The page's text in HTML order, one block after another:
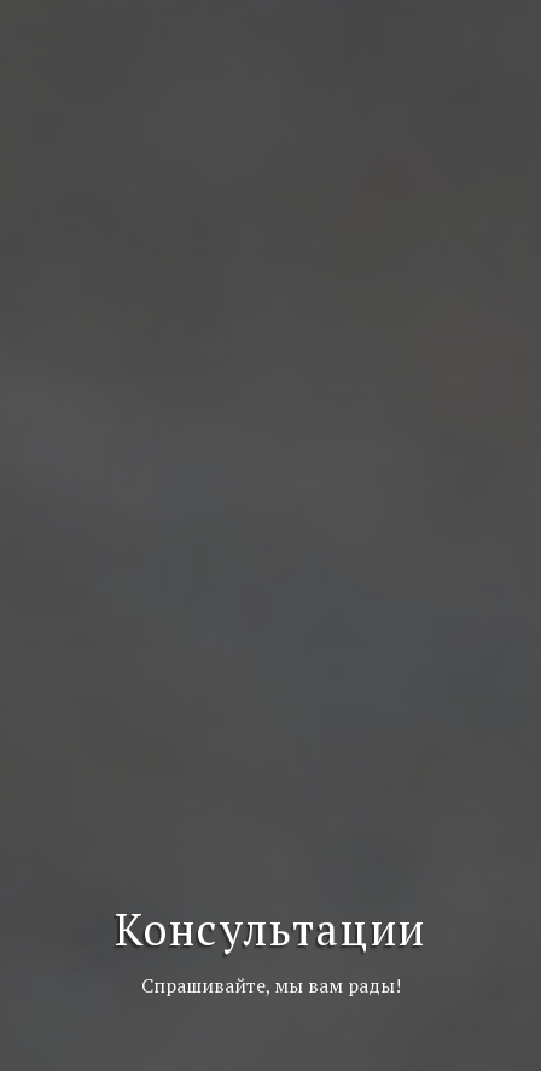
Консультации
Спрашивайте, мы вам рады!